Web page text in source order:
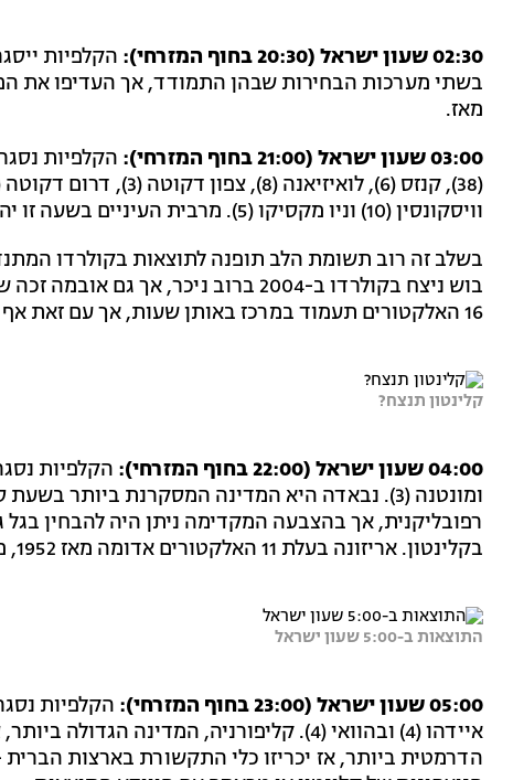
02:30 שעון ישראל (20:30 בחוף המזרחי):
בשתי מערכות הבחירות שבהן התמודד, אך העדיפו את
מאז.
03:00 שעון ישראל (21:00 בחוף המזרחי):
וויסקונסין (10) וניו מקסיקו (5). מרבית העיניים בשעה זו יהיו נשואות למדינת המפתח קולורדו.
בשלב זה רוב תשומת הלב תופנה לתוצאות בקולרדו
16 האלקטורים תעמוד במרכז באותן שעות, אך עם זאת אף מועמד רפובליקני לא ניצח בה מאז 1988.
קלינטון תנצח?
04:00 שעון ישראל (22:00 בחוף המזרחי):
ומונטנה (3). נבאדה היא המדינה המסקרנת ביותר
רפובליקנית, אך בהצבעה המקדימה ניתן היה להבחין
בקלינטון. אריזונה בעלת 11 האלקטורים אדומה מאז 1952, מלבד ניצחונו של ביל קלינטון הדמוקרט ב-1996.
התוצאות ב-5:00 שעון ישראל
05:00 שעון ישראל (23:00 בחוף המזרחי):
איידהו (4) ובהוואי (4). קליפורניה, המדינה
הדרמטית ביותר, אז יכריזו כלי התקשורת בארצות הברית